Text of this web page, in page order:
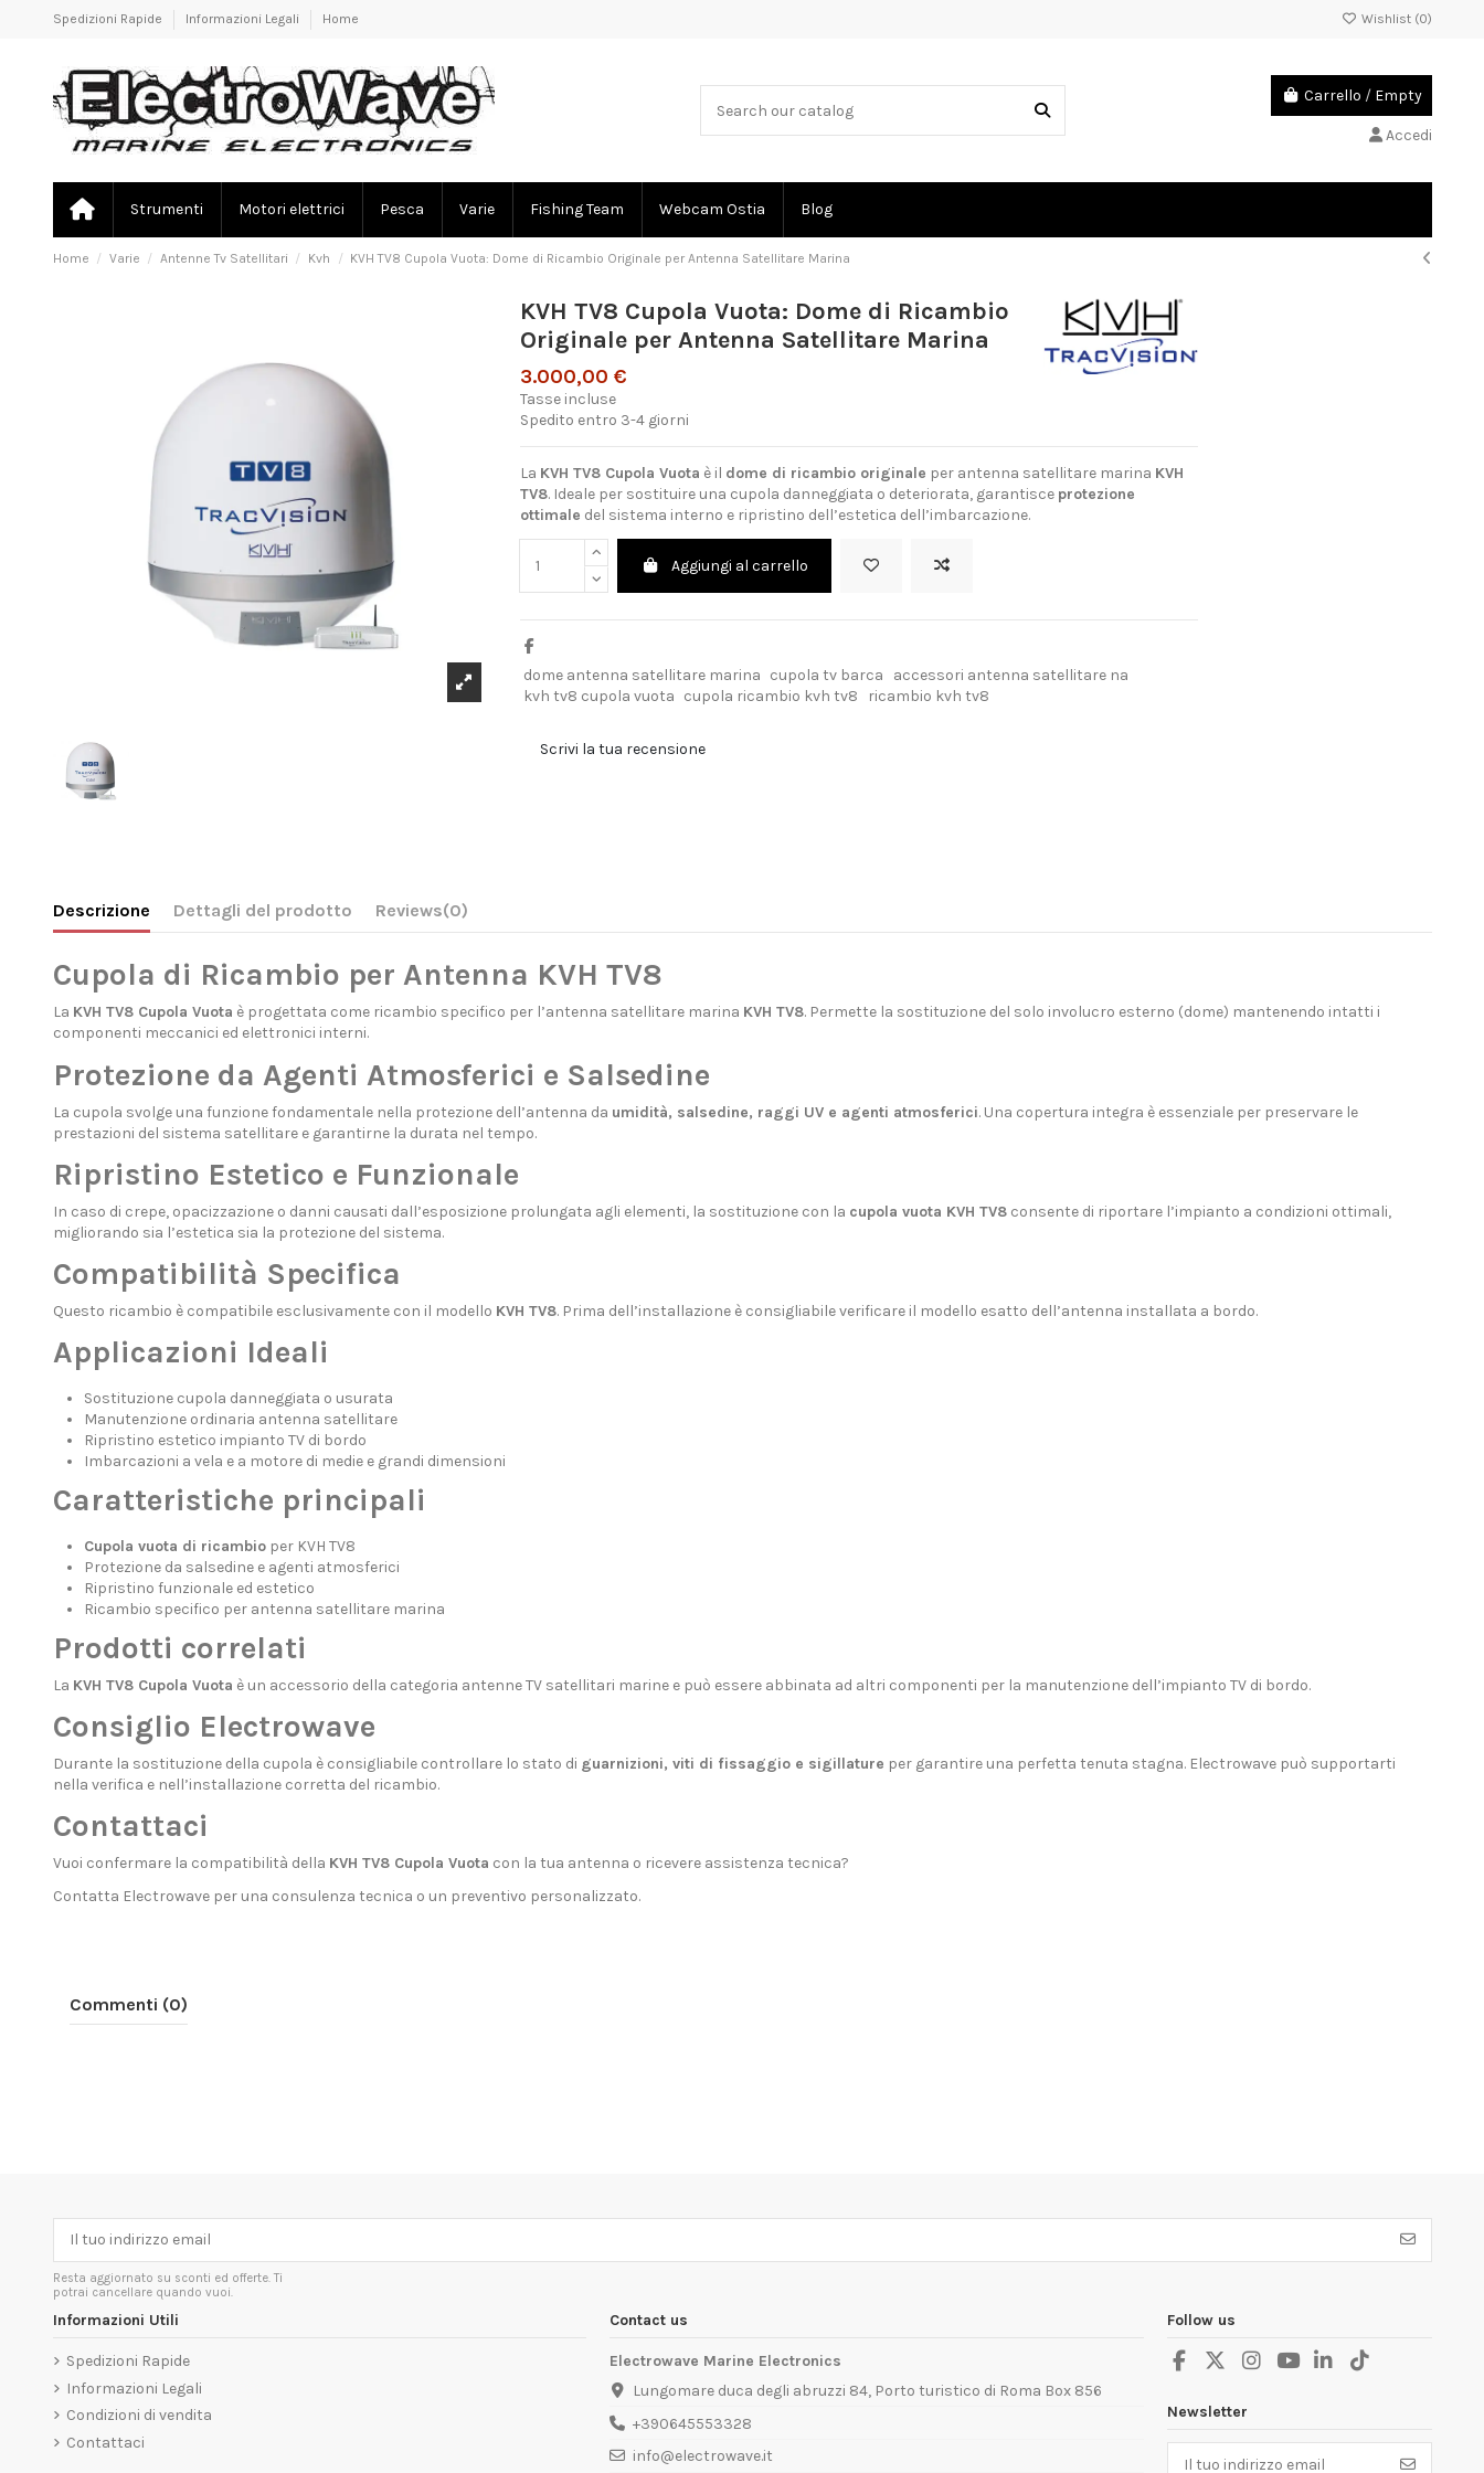
Spedizioni Rapide Informazioni Legali Home Wishlist (0)
Carrello / Empty
Accedi
Strumenti Motori elettrici Pesca Varie Fishing Team Webcam Ostia Blog
Home Varie Antenne Tv Satellitari Kvh KVH TV8 Cupola Vuota: Dome di Ricambio Originale per Antenna Satellitare Marina
KVH TV8 Cupola Vuota: Dome di Ricambio
Originale per Antenna Satellitare Marina
3.000,00 €
Tasse incluse
Spedito entro 3-4 giorni
La KVH TV8 Cupola Vuota è il dome di ricambio originale per antenna satellitare marina KVH
TV8. Ideale per sostituire una cupola danneggiata o deteriorata, garantisce protezione
ottimale del sistema interno e ripristino dell’estetica dell’imbarcazione.
Aggiungi al carrello
dome antenna satellitare marina cupola tv barca
accessori antenna satellitare na
kvh tv8 cupola vuota cupola ricambio kvh tv8 ricambio kvh tv8
Scrivi la tua recensione
Descrizione Dettagli del prodotto Reviews(0)
Cupola di Ricambio per Antenna KVH TV8
La KVH TV8 Cupola Vuota è progettata come ricambio specifico per l’antenna satellitare marina KVH TV8. Permette la sostituzione del solo involucro esterno (dome) mantenendo intatti i
componenti meccanici ed elettronici interni.
Protezione da Agenti Atmosferici e Salsedine
La cupola svolge una funzione fondamentale nella protezione dell’antenna da umidità, salsedine, raggi UV e agenti atmosferici. Una copertura integra è essenziale per preservare le
prestazioni del sistema satellitare e garantirne la durata nel tempo.
Ripristino Estetico e Funzionale
In caso di crepe, opacizzazione o danni causati dall’esposizione prolungata agli elementi, la sostituzione con la cupola vuota KVH TV8consente di riportare l’impianto a condizioni ottimali,
migliorando sia l’estetica sia la protezione del sistema.
Compatibilità Specifica
Questo ricambio è compatibile esclusivamente con il modello KVH TV8. Prima dell’installazione è consigliabile verificare il modello esatto dell’antenna installata a bordo.
Applicazioni Ideali
Sostituzione cupola danneggiata o usurata
Manutenzione ordinaria antenna satellitare
Ripristino estetico impianto TV di bordo
Imbarcazioni a vela e a motore di medie e grandi dimensioni
Caratteristiche principali
Cupola vuota di ricambioper KVH TV8
Protezione da salsedine e agenti atmosferici
Ripristino funzionale ed estetico
Ricambio specifico per antenna satellitare marina
Prodotti correlati
La KVH TV8 Cupola Vuota è un accessorio della categoria antenne TV satellitari marinee può essere abbinata ad altri componenti per la manutenzione dell’impianto TV di bordo.
Consiglio Electrowave
Durante la sostituzione della cupola è consigliabile controllare lo stato di guarnizioni, viti di fissaggio e sigillature per garantire una perfetta tenuta stagna. Electrowave può supportarti
nella verifica e nell’installazione corretta del ricambio.
Contattaci
Vuoi confermare la compatibilità della KVH TV8 Cupola Vuota con la tua antenna o ricevere assistenza tecnica?
Contatta Electrowaveper una consulenza tecnica o un preventivo personalizzato.
Commenti (0)
Resta aggiornato su sconti ed offerte. Ti
potrai cancellare quando vuoi.
Informazioni Utili
Spedizioni Rapide
Informazioni Legali
Condizioni di vendita
Contattaci
Contact us
Electrowave Marine Electronics
Lungomare duca degli abruzzi 84, Porto turistico di Roma Box 856
+390645553328
info@electrowave.it
Follow us
Newsletter